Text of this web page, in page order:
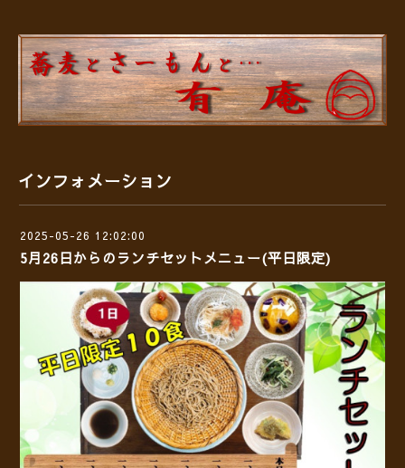
インフォメーション
2025-05-26 12:02:00
5月26日からのランチセットメニュー(平日限定)